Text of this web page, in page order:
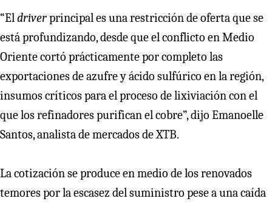
“Eldriverprincipal es una restricción de oferta que se
está profundizando, desde que el conflicto en Medio
Oriente cortó prácticamente por completo las
exportaciones de azufre y ácido sulfúrico en la región,
insumos críticos para el proceso de lixiviación con el
que los refinadores purifican el cobre”, dijo Emanoelle
Santos, analista de mercados de XTB.
La cotización se produce en medio de los renovados
temores por la escasez del suministro pese a una caída